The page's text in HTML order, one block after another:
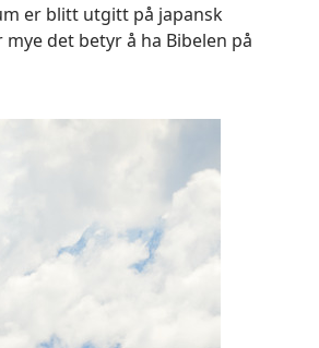
er blitt utgitt på japansk
det betyr å ha Bibelen på